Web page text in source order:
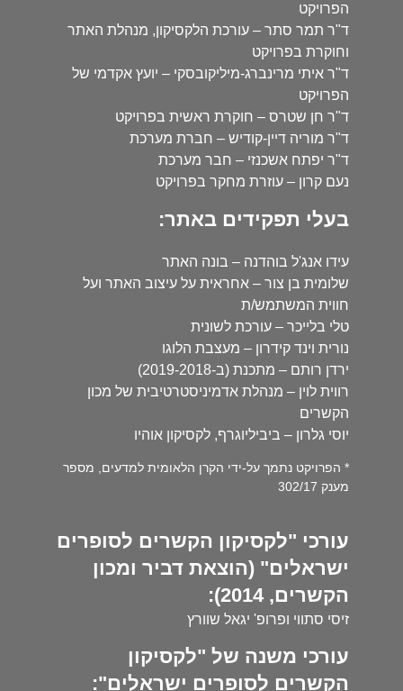
הפרויקט
ד"ר תמר סתר – עורכת הלקסיקון, מנהלת האתר
וחוקרת בפרויקט
ד"ר איתי מרינברג-מיליקובסקי – יועץ אקדמי של
הפרויקט
ד"ר חן שטרס – חוקרת ראשית בפרויקט
ד"ר מוריה דיין-קודיש – חברת מערכת
ד"ר יפתח אשכנזי – חבר מערכת
נעם קרון – עוזרת מחקר בפרויקט
בעלי תפקידים באתר:
עידו אנג'ל בוהדנה – בונה האתר
שלומית בן צור – אחראית על עיצוב האתר ועל
חווית המשתמש/ת
טלי בלייכר – עורכת לשונית
נורית וינד קידרון – מעצבת הלוגו
ירדן רותם – מתכנת (ב-2019-2018)
רווית לוין – מנהלת אדמיניסטרטיבית של מכון
הקשרים
יוסי גלרון – ביביליוגרף, לקסיקון אוהיו
* הפרויקט נתמך על-ידי הקרן הלאומית למדעים, מספר
מענק 302/17
עורכי "לקסיקון הקשרים לסופרים
ישראלים" (הוצאת דביר ומכון
הקשרים, 2014):
זיסי סתווי ופרופ' יגאל שוורץ
עורכי משנה של "לקסיקון
הקשרים לסופרים ישראלים":